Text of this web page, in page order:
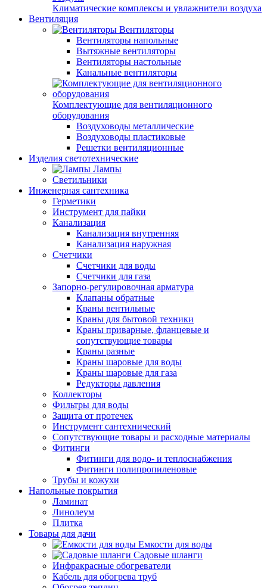
Климатические комплексы и увлажнители воздуха
Вентиляция
Вентиляторы
Вентиляторы напольные
Вытяжные вентиляторы
Вентиляторы настольные
Канальные вентиляторы
Комплектующие для вентиляционного
оборудования
Воздуховоды металлические
Воздуховоды пластиковые
Решетки вентиляционные
Изделия светотехнические
Лампы
Светильники
Инженерная сантехника
Герметики
Инструмент для пайки
Канализация
Канализация внутренняя
Канализация наружная
Счетчики
Счетчики для воды
Счетчики для газа
Запорно-регулировочная арматура
Клапаны обратные
Краны вентильные
Краны для бытовой техники
Краны приварные, фланцевые и
сопутствующие товары
Краны разные
Краны шаровые для воды
Краны шаровые для газа
Редукторы давления
Коллекторы
Фильтры для воды
Защита от протечек
Инструмент сантехнический
Сопутствующие товары и расходные материалы
Фитинги
Фитинги для водо- и теплоснабжения
Фитинги полипропиленовые
Трубы и кожухи
Напольные покрытия
Ламинат
Линолеум
Плитка
Товары для дачи
Емкости для воды
Садовые шланги
Инфракрасные обогреватели
Кабель для обогрева труб